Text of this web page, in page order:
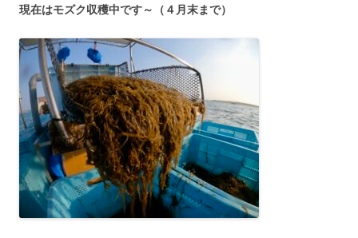
現在はモズク収穫中です～（４月末まで）